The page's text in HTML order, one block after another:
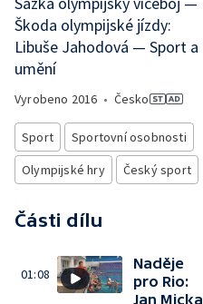
Škoda olympijské jízdy:
Libuše Jahodová — Sport a
umění
Vyrobeno 2016 • Česko
Sport
Sportovní osobnosti
Olympijské hry
Český sport
Části dílu
01:08
Naděje
pro Rio:
Jan Micka